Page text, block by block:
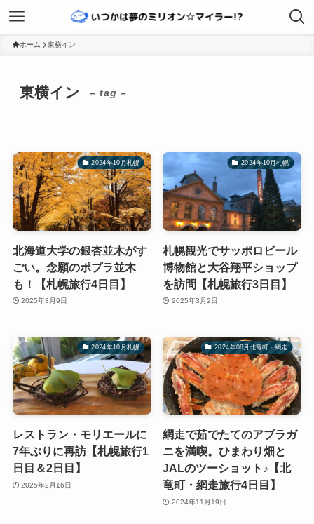
ホーム 東横イン
東横イン – tag –
2024年10月札幌
北海道大学の銀杏並木がす
ごい。念願のポプラ並木
も！【札幌旅行4日目】
2025年3月9日
2024年10月札幌
札幌観光でサッポロビール
博物館と大谷翔平ショップ
を訪問【札幌旅行3日目】
2025年3月2日
2024年10月札幌
レストラン・モリエールに
7年ぶりに再訪【札幌旅行1
日目＆2日目】
2025年2月16日
2024年08月北竜町・網走
網走で茹でたてのアブラガ
ニを満喫。ひまわり畑と
JALのツーショット♪【北
竜町・網走旅行4日目】
2024年11月19日